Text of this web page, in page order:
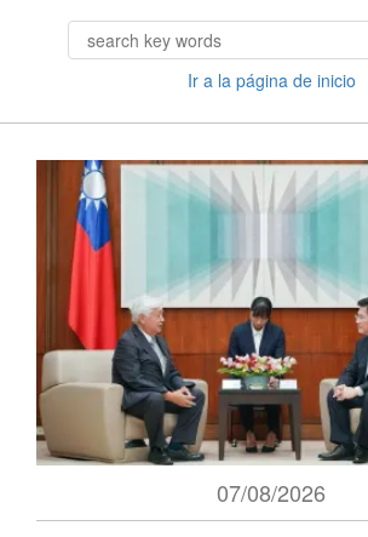
Ir a la página de inicio
07/08/2026